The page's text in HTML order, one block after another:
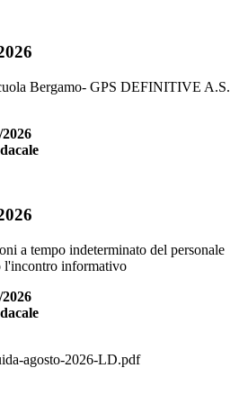
Bergamo- GPS DEFINITIVE A.S.
a tempo indeterminato del personale
l'incontro informativo
agosto-2026-LD.pdf